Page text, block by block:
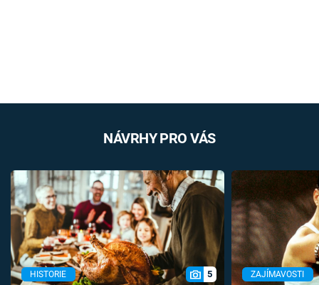
NÁVRHY PRO VÁS
HISTORIE 5 ZAJÍMAVOSTI